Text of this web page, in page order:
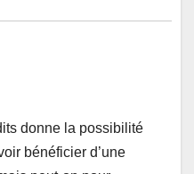
donne la possibilité
bénéficier d’une